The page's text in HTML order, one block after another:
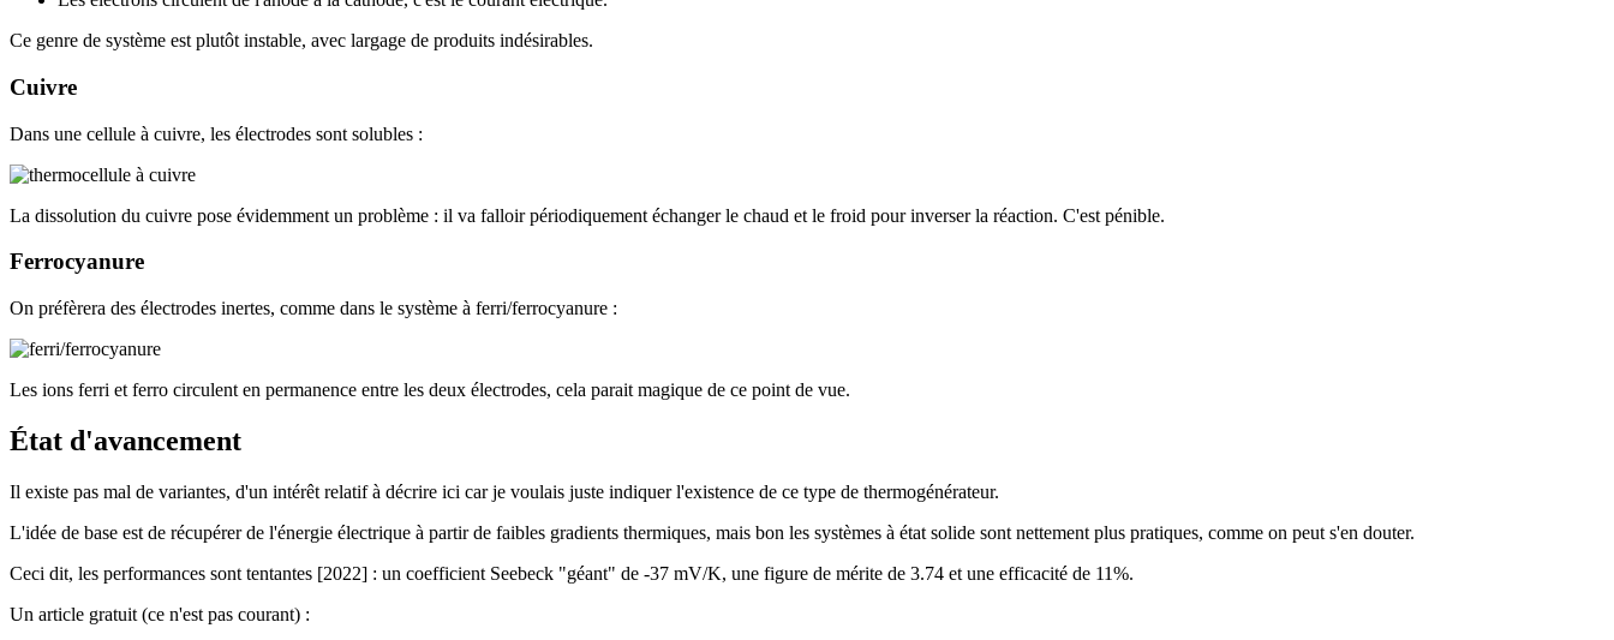
Ce genre de système est plutôt instable, avec largage de produits indésirables.
Cuivre
Dans une cellule à cuivre, les électrodes sont solubles :
La dissolution du cuivre pose évidemment un problème : il va falloir périodiquement échanger le chaud et le froid pour inverser la réaction. C'est pénible.
Ferrocyanure
On préfèrera des électrodes inertes, comme dans le système à ferri/ferrocyanure :
Les ions ferri et ferro circulent en permanence entre les deux électrodes, cela parait magique de ce point de vue.
État d'avancement
Il existe pas mal de variantes, d'un intérêt relatif à décrire ici car je voulais juste indiquer l'existence de ce type de thermogénérateur.
L'idée de base est de récupérer de l'énergie électrique à partir de faibles gradients thermiques, mais bon les systèmes à état solide sont nettement plus pratiques, comme on peut s'en douter.
Ceci dit, les performances sont tentantes [2022] : un coefficient Seebeck "géant" de -37 mV/K, une figure de mérite de 3.74 et une efficacité de 11%.
Un article gratuit (ce n'est pas courant) :